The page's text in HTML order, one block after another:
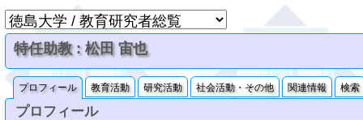
特任助教 : 松田 宙也
プロフィール 教育活動 研究活動 社会活動・その他 関連情報 検索
プロフィール